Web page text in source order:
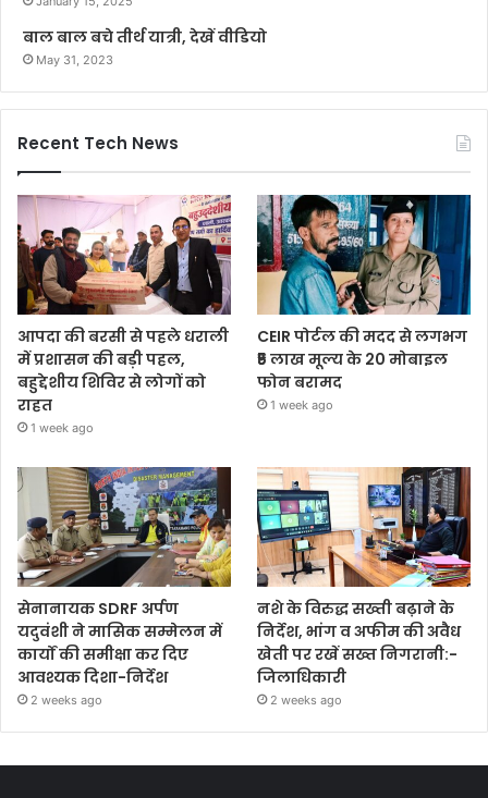
बाल बाल बचे तीर्थ यात्री, देखें वीडियो
May 31, 2023
Recent Tech News
आपदा की बरसी से पहले धराली
में प्रशासन की बड़ी पहल,
बहुद्देशीय शिविर से लोगों को
राहत
1 week ago
CEIR पोर्टल की मदद से लगभग
₹5 लाख मूल्य के 20 मोबाइल
फोन बरामद
1 week ago
सेनानायक SDRF अर्पण
यदुवंशी ने मासिक सम्मेलन में
कार्यों की समीक्षा कर दिए
आवश्यक दिशा-निर्देश
2 weeks ago
नशे के विरुद्ध सख्ती बढ़ाने के
निर्देश, भांग व अफीम की अवैध
खेती पर रखें सख्त निगरानी:-
जिलाधिकारी
2 weeks ago